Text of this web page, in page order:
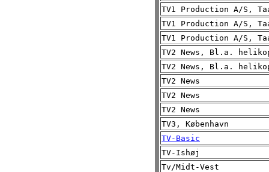
TV1 Production A/S,
TV1 Production A/S,
TV1 Production A/S,
TV2 News, Bl.a.
TV2 News, Bl.a.
TV2 News
TV2 News
TV2 News
TV3, København
TV-Basic
TV-Ishøj
Tv/Midt-Vest